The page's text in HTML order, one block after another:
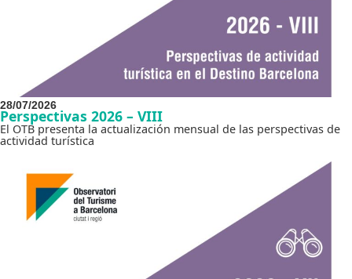
28/07/2026
Perspectivas 2026 – VIII
El OTB presenta la actualización mensual de las perspectivas de
actividad turística